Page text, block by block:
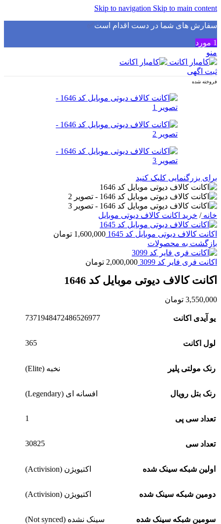
Skip to navigation Skip to main content
سفارش های شما در دست اقدام است✅
1 مورد
منو
ثبت اگهی
فروخته شده
برای بزرگنمایی کلیک کنید
خانه/ خرید اکانت کالاف دیوتی موبایل
اکانت کالاف دیوتی موبایل کد 1645 1,600,000 تومان
بازگشت به محصولات
اکانت فری فایر کد 3099 2,000,000 تومان
اکانت کالاف دیوتی موبایل کد 1646
3,550,000 تومان
یو آیدی اکانت 7371948472486526977
لول اکانت 365
رنک مولتی پلیر نخبه (Elite)
رنک بتل رویال افسانه ای (Legendary)
تعداد سی پی 1
تعداد سی 30825
اولین شبکه سینک شده اکتیویژن (Activision)
دومین شبکه سینک شده اکتیویژن (Activision)
سومین شبکه سینک شده سینک نشده (Not synced)